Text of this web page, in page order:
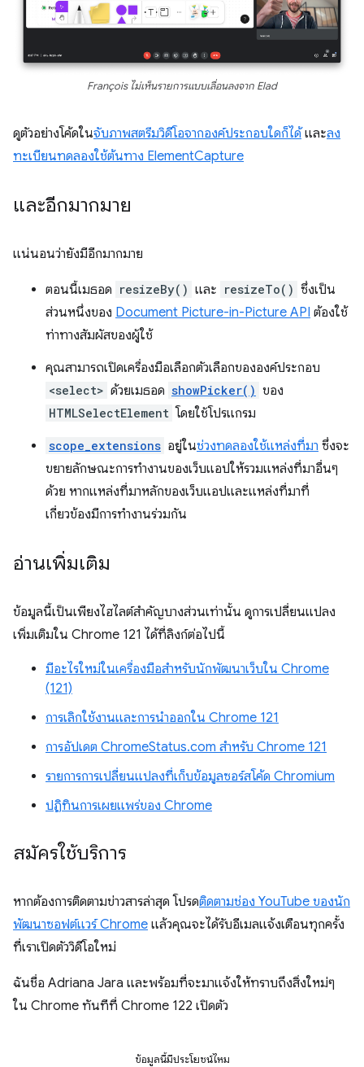
François ไม่เห็นรายการแบบเลื่อนลงจาก Elad
ดูตัวอย่างโค้ดในจับภาพสตรีมวิดีโอจากองค์ประกอบใดก็ได้และลง
ทะเบียนทดลองใช้ต้นทาง ElementCapture
และอีกมากมาย
แน่นอนว่ายังมีอีกมากมาย
ตอนนี้เมธอด resizeBy() และ resizeTo() ซึ่งเป็น
ส่วนหนึ่งของ Document Picture-in-Picture API ต้องใช้
ท่าทางสัมผัสของผู้ใช้
คุณสามารถเปิดเครื่องมือเลือกตัวเลือกขององค์ประกอบ
<select> ด้วยเมธอด showPicker() ของ
HTMLSelectElement โดยใช้โปรแกรม
scope_extensions อยู่ในช่วงทดลองใช้แหล่งที่มา ซึ่งจะ
ขยายลักษณะการทำงานของเว็บแอปให้รวมแหล่งที่มาอื่นๆ
ด้วย หากแหล่งที่มาหลักของเว็บแอปและแหล่งที่มาที่
เกี่ยวข้องมีการทำงานร่วมกัน
อ่านเพิ่มเติม
ข้อมูลนี้เป็นเพียงไฮไลต์สำคัญบางส่วนเท่านั้น ดูการเปลี่ยนแปลง
เพิ่มเติมใน Chrome 121 ได้ที่ลิงก์ต่อไปนี้
มีอะไรใหม่ในเครื่องมือสำหรับนักพัฒนาเว็บใน Chrome
(121)
การเลิกใช้งานและการนำออกใน Chrome 121
การอัปเดต ChromeStatus.com สำหรับ Chrome 121
รายการการเปลี่ยนแปลงที่เก็บข้อมูลซอร์สโค้ด Chromium
ปฏิทินการเผยแพร่ของ Chrome
สมัครใช้บริการ
หากต้องการติดตามข่าวสารล่าสุด โปรดติดตามช่อง YouTube ของนัก
พัฒนาซอฟต์แวร์ Chrome แล้วคุณจะได้รับอีเมลแจ้งเตือนทุกครั้ง
ที่เราเปิดตัววิดีโอใหม่
ฉันชื่อ Adriana Jara และพร้อมที่จะมาแจ้งให้ทราบถึงสิ่งใหม่ๆ
ใน Chrome ทันทีที่ Chrome 122 เปิดตัว
ข้อมูลนี้มีประโยชน์ไหม